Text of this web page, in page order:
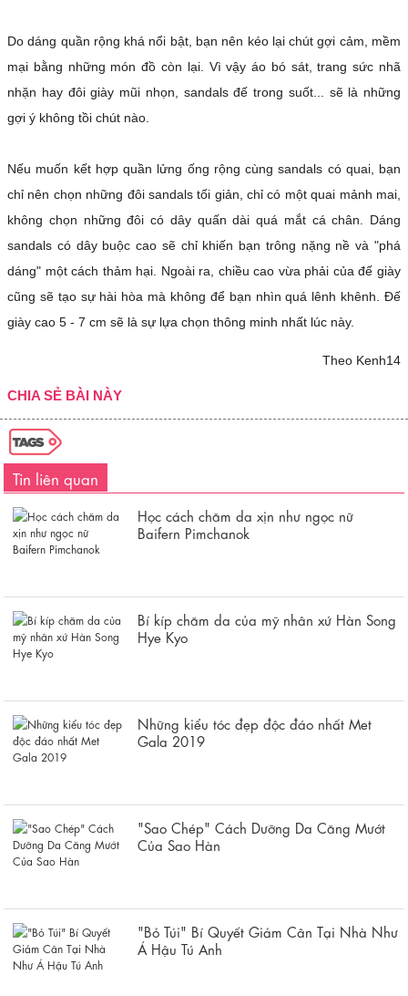
Do dáng quần rộng khá nổi bật, bạn nên kéo lại chút gợi cảm, mềm
mại bằng những món đồ còn lại. Vì vậy áo bó sát, trang sức nhã
nhặn hay đôi giày mũi nhọn, sandals đế trong suốt... sẽ là những
gợi ý không tồi chút nào.
Nếu muốn kết hợp quần lửng ống rộng cùng sandals có quai, bạn
chỉ nên chọn những đôi sandals tối giản, chỉ có một quai mảnh mai,
không chọn những đôi có dây quấn dài quá mắt cá chân. Dáng
sandals có dây buộc cao sẽ chỉ khiến bạn trông nặng nề và "phá
dáng" một cách thảm hại. Ngoài ra, chiều cao vừa phải của đế giày
cũng sẽ tạo sự hài hòa mà không để bạn nhìn quá lênh khênh. Đế
giày cao 5 - 7 cm sẽ là sự lựa chọn thông minh nhất lúc này.
Theo Kenh14
CHIA SẺ BÀI NÀY
Tin liên quan
Học cách chăm da xịn như ngọc nữ
Baifern Pimchanok
Bí kíp chăm da của mỹ nhân xứ Hàn Song
Hye Kyo
Những kiểu tóc đẹp độc đáo nhất Met
Gala 2019
"Sao Chép" Cách Dưỡng Da Căng Mướt
Của Sao Hàn
"Bỏ Túi" Bí Quyết Giảm Cân Tại Nhà Như
Á Hậu Tú Anh